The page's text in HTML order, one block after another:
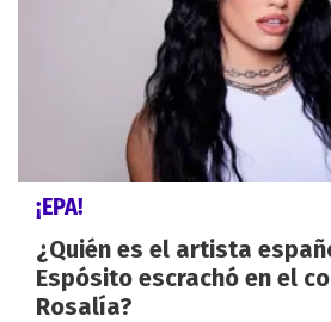
¡EPA!
¿Quién es el artista
Espósito escrachó en el
Rosalía?